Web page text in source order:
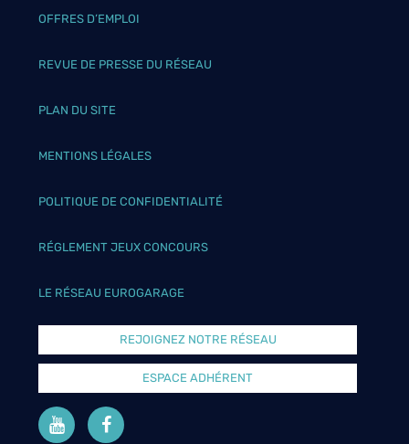
OFFRES D’EMPLOI
REVUE DE PRESSE DU RÉSEAU
PLAN DU SITE
MENTIONS LÉGALES
POLITIQUE DE CONFIDENTIALITÉ
RÉGLEMENT JEUX CONCOURS
LE RÉSEAU EUROGARAGE
REJOIGNEZ NOTRE RÉSEAU
ESPACE ADHÉRENT